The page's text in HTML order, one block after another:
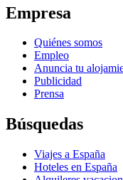
Empresa
Quiénes somos
Empleo
Anuncia tu
Publicidad
Prensa
Búsquedas
Viajes a España
Hoteles en España